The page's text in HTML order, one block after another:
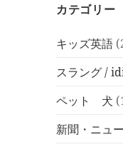
カテゴリー
キッズ英語
スラング /
ペット 犬
新聞・ニュ